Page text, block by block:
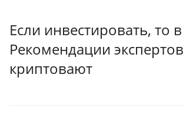
Если инвестировать, то
Рекомендации
криптовают